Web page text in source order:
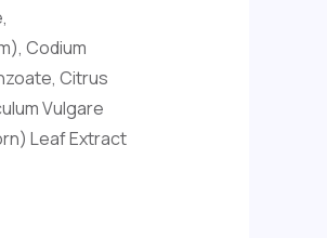
Codium
Citrus
Vulgare
Leaf Extract